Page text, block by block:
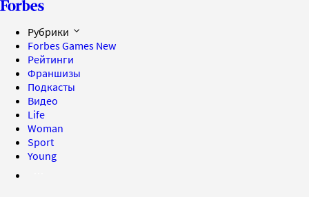
Рубрики
Forbes Games New
Рейтинги
Франшизы
Подкасты
Видео
Life
Woman
Sport
Young